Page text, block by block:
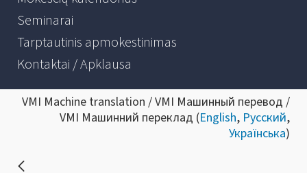
Seminarai
Tarptautinis apmokestinimas
Kontaktai / Apklausa
VMI Machine translation / VMI Машинный перевод /
VMI Машинний переклад (English, Русский,
Українська)